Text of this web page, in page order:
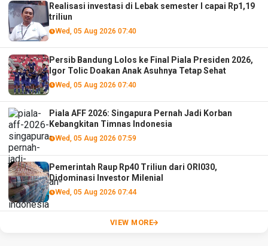
Realisasi investasi di Lebak semester I capai Rp1,19
triliun
Wed, 05 Aug 2026 07:40
Persib Bandung Lolos ke Final Piala Presiden 2026,
Igor Tolic Doakan Anak Asuhnya Tetap Sehat
Wed, 05 Aug 2026 07:40
Piala AFF 2026: Singapura Pernah Jadi Korban
Kebangkitan Timnas Indonesia
Wed, 05 Aug 2026 07:59
Pemerintah Raup Rp40 Triliun dari ORI030,
Didominasi Investor Milenial
Wed, 05 Aug 2026 07:44
VIEW MORE